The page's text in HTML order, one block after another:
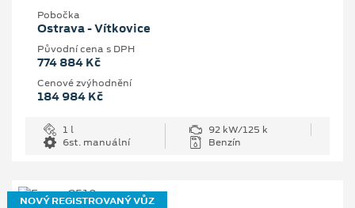
Pobočka
Ostrava - Vítkovice
Původní cena s DPH
774 884 Kč
Cenové zvýhodnění
184 984 Kč
1 l
92 kW/125 k
6st. manuální
Benzín
NOVÝ REGISTROVANÝ VŮZ